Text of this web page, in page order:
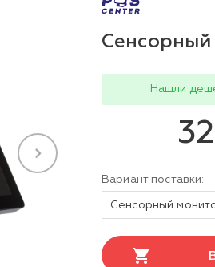
Сенсорный
Нашли
Вариант поставки: